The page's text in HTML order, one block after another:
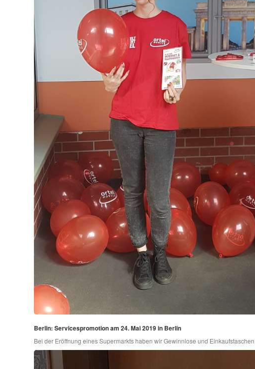
Berlin: Servicespromotion am 24. Mai 2019 in Berlin
Bei der Eröffnung eines Supermarkts haben wir Gewinnlose und